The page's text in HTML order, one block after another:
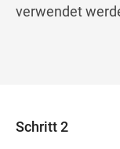
verwendet
Schritt 2